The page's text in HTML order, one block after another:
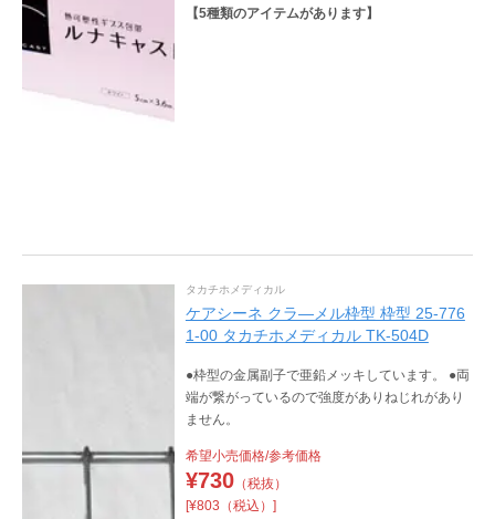
【5種類のアイテムがあります】
タカチホメディカル
ケアシーネ クラ―メル枠型 枠型 25-776
1-00 タカチホメディカル TK-504D
●枠型の金属副子で亜鉛メッキしています。 ●両
端が繋がっているので強度がありねじれがあり
ません。
希望小売価格/参考価格
¥730（税抜）
[¥803（税込）]